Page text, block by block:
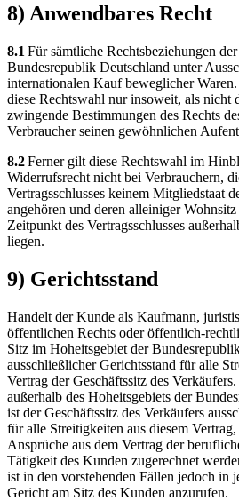
8) Anwendbares Recht
8.1 Für sämtliche Rechtsbeziehungen
Bundesrepublik Deutschland unter
internationalen Kauf beweglicher
diese Rechtswahl nur insoweit, als nicht
zwingende Bestimmungen des Rechts
Verbraucher seinen gewöhnlichen
8.2Ferner gilt diese Rechtswahl im
Widerrufsrecht nicht bei Verbrauchern,
Vertragsschlusses keinem Mitgliedstaat
angehören und deren alleiniger
Zeitpunkt des Vertragsschlusses
liegen.
9) Gerichtsstand
Handelt der Kunde als Kaufmann,
öffentlichen Rechts oder öffentlich-
Sitz im Hoheitsgebiet der
ausschließlicher Gerichtsstand für alle
Vertrag der Geschäftssitz des
außerhalb des Hoheitsgebiets der
ist der Geschäftssitz des Verkäufers
für alle Streitigkeiten aus diesem
Ansprüche aus dem Vertrag der
Tätigkeit des Kunden zugerechnet
ist in den vorstehenden Fällen jedoch in
Gericht am Sitz des Kunden anzurufen.